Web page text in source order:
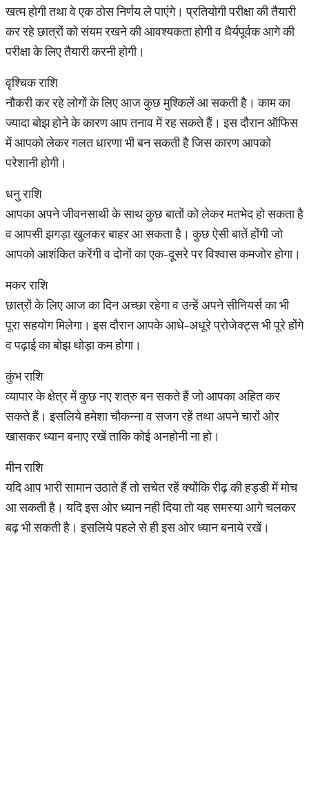
खत्म होगी तथा वे एक ठोस निर्णय ले पाएंगे। प्रतियोगी परीक्षा की तैयारी
कर रहे छात्रों को संयम रखने की आवश्यकता होगी व धैर्यपूर्वक आगे की
परीक्षा के लिए तैयारी करनी होगी।
वृश्चिक राशि
नौकरी कर रहे लोगों के लिए आज कुछ मुश्किलें आ सकती है। काम का
ज्यादा बोझ होने के कारण आप तनाव में रह सकते हैं। इस दौरान ऑफिस
में आपको लेकर गलत धारणा भी बन सकती है जिस कारण आपको
परेशानी होगी।
धनु राशि
आपका अपने जीवनसाथी के साथ कुछ बातों को लेकर मतभेद हो सकता है
व आपसी झगड़ा खुलकर बाहर आ सकता है। कुछ ऐसी बातें होंगी जो
आपको आशंकित करेंगी व दोनों का एक-दूसरे पर विश्वास कमजोर होगा।
मकर राशि
छात्रों के लिए आज का दिन अच्छा रहेगा व उन्हें अपने सीनियर्स का भी
पूरा सहयोग मिलेगा। इस दौरान आपके आधे-अधूरे प्रोजेक्ट्स भी पूरे होंगे
व पढ़ाई का बोझ थोड़ा कम होगा।
कुंभ राशि
व्यापार के क्षेत्र में कुछ नए शत्रु बन सकते हैं जो आपका अहित कर
सकते हैं। इसलिये हमेशा चौकन्ना व सजग रहें तथा अपने चारों ओर
खासकर ध्यान बनाए रखें ताकि कोई अनहोनी ना हो।
मीन राशि
यदि आप भारी सामान उठाते हैं तो सचेत रहें क्योंकि रीढ़ की हड्डी में मोच
आ सकती है। यदि इस ओर ध्यान नही दिया तो यह समस्या आगे चलकर
बढ़ भी सकती है। इसलिये पहले से ही इस ओर ध्यान बनाये रखें।